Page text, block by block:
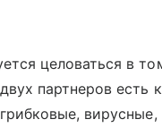
целоваться в
партнеров есть
вирусные,